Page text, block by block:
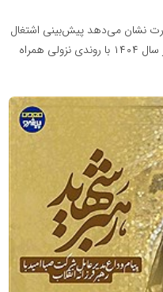
نشان می‌دهد پیش‌بینی اشتغال
در معادن دارای پروانه بهره‌برداری صادره در سال ۱۴۰۴ با روندی نزولی همراه